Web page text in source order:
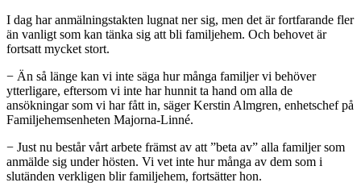
I dag har anmälningstakten lugnat ner sig, men det är fortfarande fler
än vanligt som kan tänka sig att bli familjehem. Och behovet är
fortsatt mycket stort.
− Än så länge kan vi inte säga hur många familjer vi behöver
ytterligare, eftersom vi inte har hunnit ta hand om alla de
ansökningar som vi har fått in, säger Kerstin Almgren, enhetschef på
Familjehemsenheten Majorna-Linné.
− Just nu består vårt arbete främst av att ”beta av” alla familjer som
anmälde sig under hösten. Vi vet inte hur många av dem som i
slutänden verkligen blir familjehem, fortsätter hon.